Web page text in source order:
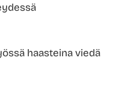
haasteina viedä